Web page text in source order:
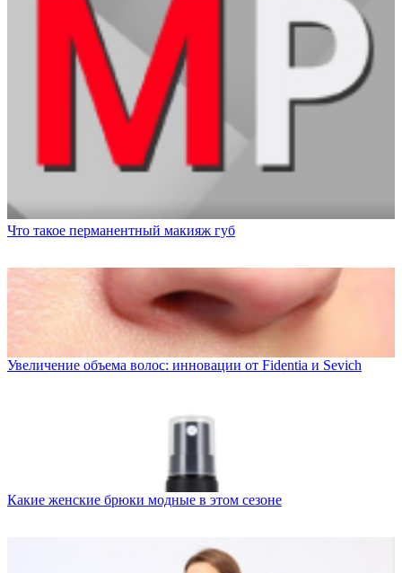
Что такое перманентный макияж губ
Увеличение объема волос: инновации от Fidentia и Sevich
Какие женские брюки модные в этом сезоне